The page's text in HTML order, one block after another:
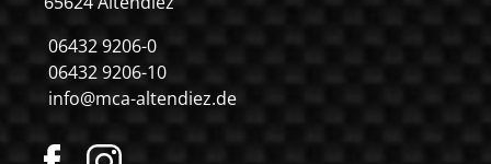
06432 9206-0
06432 9206-10
info@mca-altendiez.de